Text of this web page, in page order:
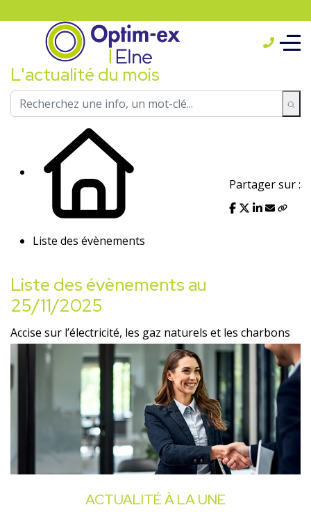
L'actualité du mois
Liste des évènements
Partager sur :
Liste des évènements au
25/11/2025
Accise sur l’électricité, les gaz naturels et les charbons
ACTUALITÉ À LA UNE